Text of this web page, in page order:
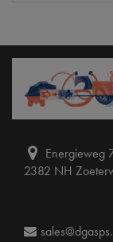
Energieweg
2382 NH